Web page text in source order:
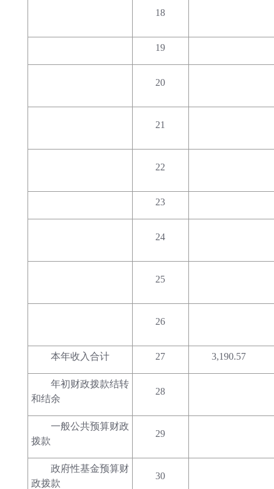
18
19
20
21
22
23
24
25
26
本年收入合计 27 3,190.57
年初财政拨款结转
和结余
28
一般公共预算财政
拨款
29
政府性基金预算财
政拨款
30